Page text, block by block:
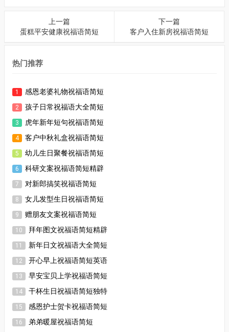
上一篇
蛋糕平安健康祝福语简短
下一篇
客户入住新房祝福语简短
热门推荐
1 感恩老婆礼物祝福语简短
2 孩子日常祝福语大全简短
3 虎年新年短句祝福语简短
4 客户中秋礼盒祝福语简短
5 幼儿生日聚餐祝福语简短
6 科研文案祝福语简短精辟
7 对新郎搞笑祝福语简短
8 女儿发型生日祝福语简短
9 赠朋友文案祝福语简短
10 拜年图文祝福语简短精辟
11 新年日文祝福语大全简短
12 开心早上祝福语简短英语
13 早安宝贝上学祝福语简短
14 干杯生日祝福语简短独特
15 感恩护士贺卡祝福语简短
16 弟弟暖屋祝福语简短